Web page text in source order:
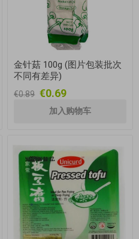
金针菇 100g (图片包装批次
不同有差异)
€0.89 €0.69